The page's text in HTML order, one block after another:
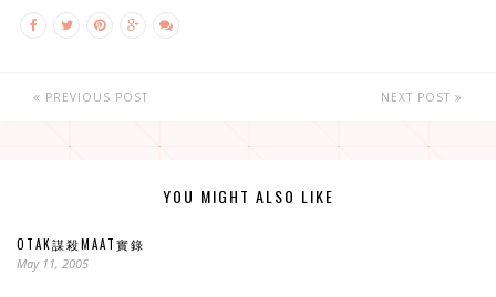
PREVIOUS POST NEXT POST
YOU MIGHT ALSO LIKE
OTAK謀殺MAAT實錄
May 11, 2005